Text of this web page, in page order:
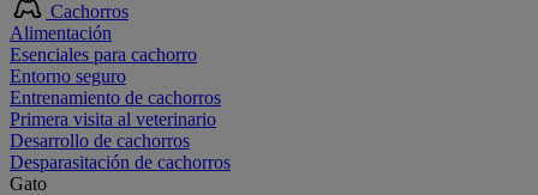
Cachorros
Alimentación
Esenciales para cachorro
Entorno seguro
Entrenamiento de cachorros
Primera visita al veterinario
Desarrollo de cachorros
Desparasitación de cachorros
Gato